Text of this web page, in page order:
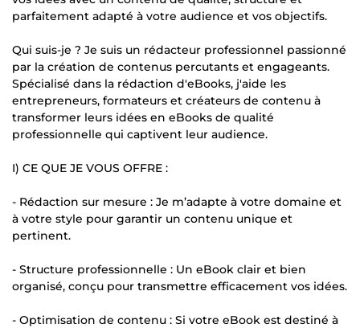
parfaitement adapté à votre audience et vos objectifs.
Qui suis-je ? Je suis un rédacteur professionnel passionné
par la création de contenus percutants et engageants.
Spécialisé dans la rédaction d'eBooks, j'aide les
entrepreneurs, formateurs et créateurs de contenu à
transformer leurs idées en eBooks de qualité
professionnelle qui captivent leur audience.
I) CE QUE JE VOUS OFFRE :
- Rédaction sur mesure : Je m’adapte à votre domaine et
à votre style pour garantir un contenu unique et
pertinent.
- Structure professionnelle : Un eBook clair et bien
organisé, conçu pour transmettre efficacement vos idées.
- Optimisation de contenu : Si votre eBook est destiné à